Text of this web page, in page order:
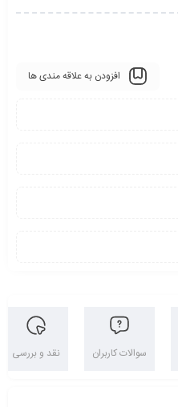
افزودن به علاقه مندی ها
سوالات کاربران نقد و بررسی